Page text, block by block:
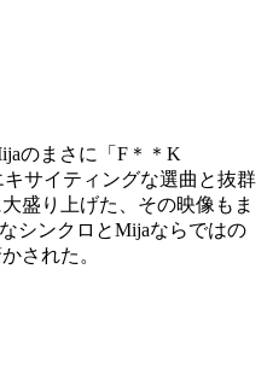
のまさに「F＊＊K
キサイティングな選曲と抜群
盛り上げた、その映像もま
シンクロとMijaならではの
された。